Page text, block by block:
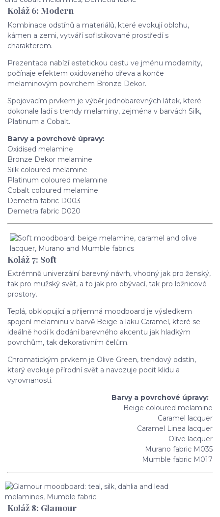
Koláž 6: Modern
Kombinace odstínů a materiálů, které evokují oblohu,
kámen a zemi, vytváří sofistikované prostředí s
charakterem.
Prezentace nabízí estetickou cestu ve jménu modernity,
počínaje efektem oxidovaného dřeva a konče
melaminovým povrchem Bronze Dekor.
Spojovacím prvkem je výběr jednobarevných látek, které
dokonale ladí s trendy melaminy, zejména v barvách Silk,
Platinum a Cobalt.
Barvy a povrchové úpravy:
Oxidised melamine
Bronze Dekor melamine
Silk coloured melamine
Platinum coloured melamine
Cobalt coloured melamine
Demetra fabric D003
Demetra fabric D020
Koláž 7: Soft
Extrémně univerzální barevný návrh, vhodný jak pro ženský,
tak pro mužský svět, a to jak pro obývací, tak pro ložnicové
prostory.
Teplá, obklopující a příjemná moodboard je výsledkem
spojení melaminu v barvě Beige a laku Caramel, které se
ideálně hodí k dodání barevného akcentu jak hladkým
povrchům, tak dekorativním čelům.
Chromatickým prvkem je Olive Green, trendový odstín,
který evokuje přírodní svět a navozuje pocit klidu a
vyrovnanosti.
Barvy a povrchové úpravy:
Beige coloured melamine
Caramel lacquer
Caramel Linea lacquer
Olive lacquer
Murano fabric M035
Mumble fabric M017
Koláž 8: Glamour